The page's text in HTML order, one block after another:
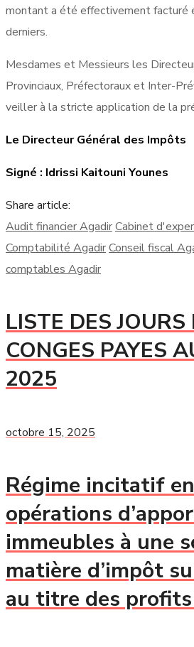
montant a été effectivement facturé
derniers.
Mesdames et Messieurs les
Provinciaux, Préfectoraux et Inter-
veiller à la stricte application de la
Le Directeur Général des Impôts
Signé : Idrissi Kaitouni Younes
Share article:
Audit financier AgadirCabinet
Comptabilité AgadirConseil fiscal
comptables Agadir
LISTE DES JOURS
CONGES PAYES
2025
octobre 15, 2025
Régime incitatif
opérations
immeubles à une
matière d’impôt
au titre des